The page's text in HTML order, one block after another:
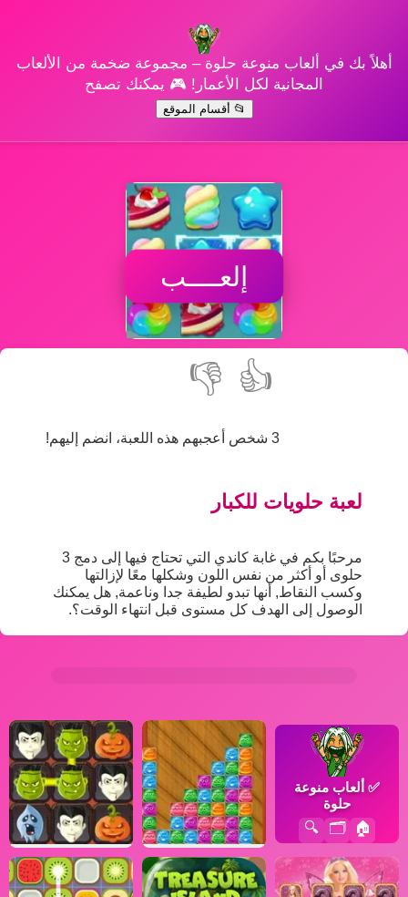
أهلاً بك في ألعاب منوعة حلوة – مجموعة ضخمة من الألعاب
المجانية لكل الأعمار! 🎮 يمكنك تصفح
📂 أقسام الموقع
إلعــــب
👍
👎
3 شخص أعجبهم هذه اللعبة، انضم إليهم!
لعبة حلويات للكبار
مرحبًا بكم في غابة كاندي التي تحتاج فيها إلى دمج 3
حلوى أو أكثر من نفس اللون وشكلها معًا لإزالتها
وكسب النقاط, أنها تبدو لطيفة جدا وناعمة, هل يمكنك
الوصول إلى الهدف كل مستوى قبل انتهاء الوقت؟.
✅ ألعاب منوعة
حلوة
🏠
🗂️
🔍